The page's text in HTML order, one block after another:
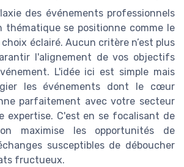
des événements professionnels
thématique se positionne comme le
éclairé. Aucun critère n’est plus
l'alignement de vos objectifs
L'idée ici est simple mais
les événements dont le cœur
parfaitement avec votre secteur
expertise. C'est en se focalisant de
maximise les opportunités de
susceptibles de déboucher
fructueux.